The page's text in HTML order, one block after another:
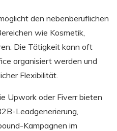
den nebenberuflichen
wie Kosmetik,
Die Tätigkeit kann oft
organisiert werden und
Flexibilität.
Upwork oder Fiverr bieten
Leadgenerierung,
Kampagnen im